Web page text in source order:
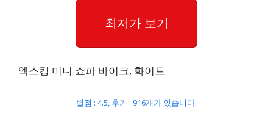
최저가 보기
엑스킹 미니 쇼파 바이크, 화이트
별점 : 4.5, 후기 : 916개가 있습니다.